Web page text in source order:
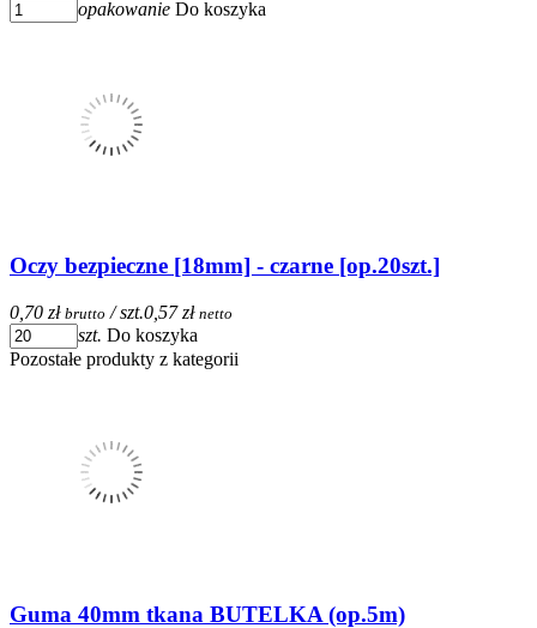
opakowanie Do koszyka
Oczy bezpieczne [18mm] - czarne [op.20szt.]
0,70 zł brutto / szt.0,57 zł netto
szt. Do koszyka
Pozostałe produkty z kategorii
Guma 40mm tkana BUTELKA (op.5m)